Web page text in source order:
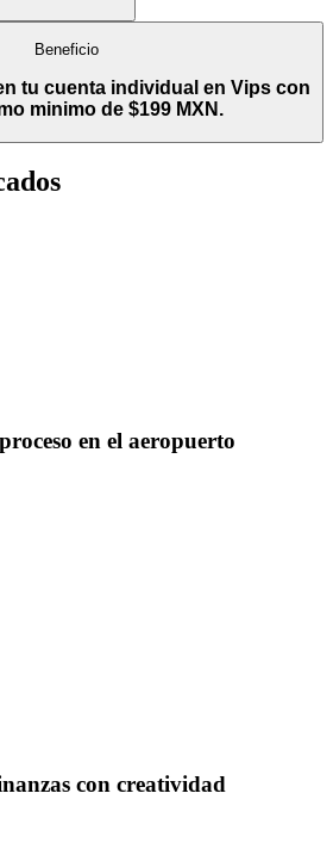
Beneficio
tu cuenta individual en Vips con
minimo de $199 MXN.
en el aeropuerto
con creatividad